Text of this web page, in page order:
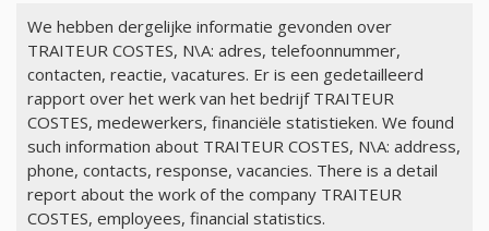
We hebben dergelijke informatie gevonden over
TRAITEUR COSTES, N\A: adres, telefoonnummer,
contacten, reactie, vacatures. Er is een gedetailleerd
rapport over het werk van het bedrijf TRAITEUR
COSTES, medewerkers, financiële statistieken. We found
such information about TRAITEUR COSTES, N\A: address,
phone, contacts, response, vacancies. There is a detail
report about the work of the company TRAITEUR
COSTES, employees, financial statistics.